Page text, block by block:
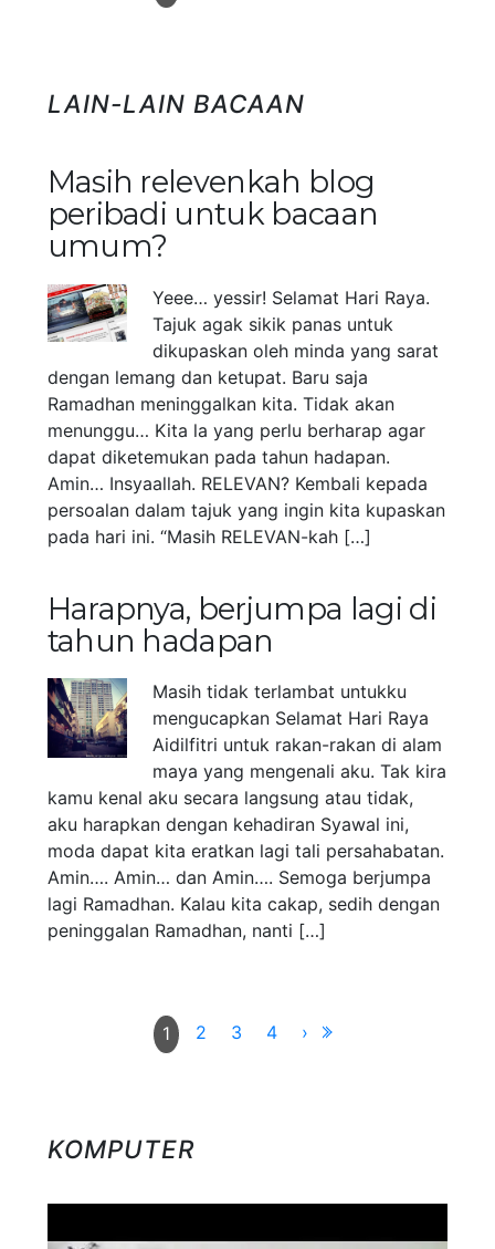
LAIN-LAIN BACAAN
Masih relevenkah blog
peribadi untuk bacaan
umum?
Yeee… yessir! Selamat Hari Raya.
Tajuk agak sikik panas untuk
dikupaskan oleh minda yang sarat
dengan lemang dan ketupat. Baru saja
Ramadhan meninggalkan kita. Tidak akan
menunggu… Kita la yang perlu berharap agar
dapat diketemukan pada tahun hadapan.
Amin… Insyaallah. RELEVAN? Kembali kepada
persoalan dalam tajuk yang ingin kita kupaskan
pada hari ini. “Masih RELEVAN-kah […]
Harapnya, berjumpa lagi di
tahun hadapan
Masih tidak terlambat untukku
mengucapkan Selamat Hari Raya
Aidilfitri untuk rakan-rakan di alam
maya yang mengenali aku. Tak kira
kamu kenal aku secara langsung atau tidak,
aku harapkan dengan kehadiran Syawal ini,
moda dapat kita eratkan lagi tali persahabatan.
Amin…. Amin… dan Amin…. Semoga berjumpa
lagi Ramadhan. Kalau kita cakap, sedih dengan
peninggalan Ramadhan, nanti […]
1 2 3 4 ›
KOMPUTER